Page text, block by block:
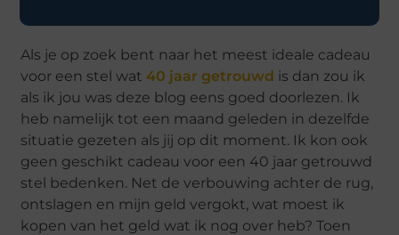
Als je op zoek bent naar het meest ideale cadeau
voor een stel wat40 jaar getrouwd is dan zou ik
als ik jou was deze blog eens goed doorlezen. Ik
heb namelijk tot een maand geleden in dezelfde
situatie gezeten als jij op dit moment. Ik kon ook
geen geschikt cadeau voor een 40 jaar getrouwd
stel bedenken. Net de verbouwing achter de rug,
ontslagen en mijn geld vergokt, wat moest ik
kopen van het geld wat ik nog over heb? Toen